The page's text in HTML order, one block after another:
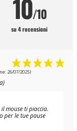
10/10
su 4 recensioni
26/07/2025)
mouse ti piaccia.
per le tue pause